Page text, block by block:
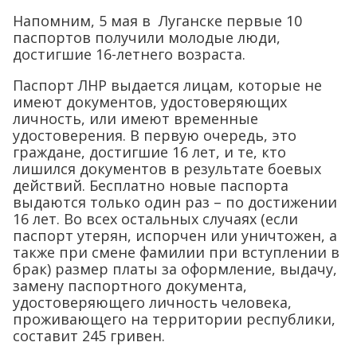
Напомним, 5 мая в Луганске первые 10
паспортов получили молодые люди,
достигшие 16-летнего возраста.
Паспорт ЛНР выдается лицам, которые не
имеют документов, удостоверяющих
личность, или имеют временные
удостоверения. В первую очередь, это
граждане, достигшие 16 лет, и те, кто
лишился документов в результате боевых
действий. Бесплатно новые паспорта
выдаются только один раз – по достижении
16 лет. Во всех остальных случаях (если
паспорт утерян, испорчен или уничтожен, а
также при смене фамилии при вступлении в
брак) размер платы за оформление, выдачу,
замену паспортного документа,
удостоверяющего личность человека,
проживающего на территории республики,
составит 245 гривен.